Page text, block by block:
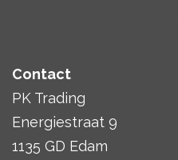
Contact
PK Trading
Energiestraat 9
1135 GD Edam